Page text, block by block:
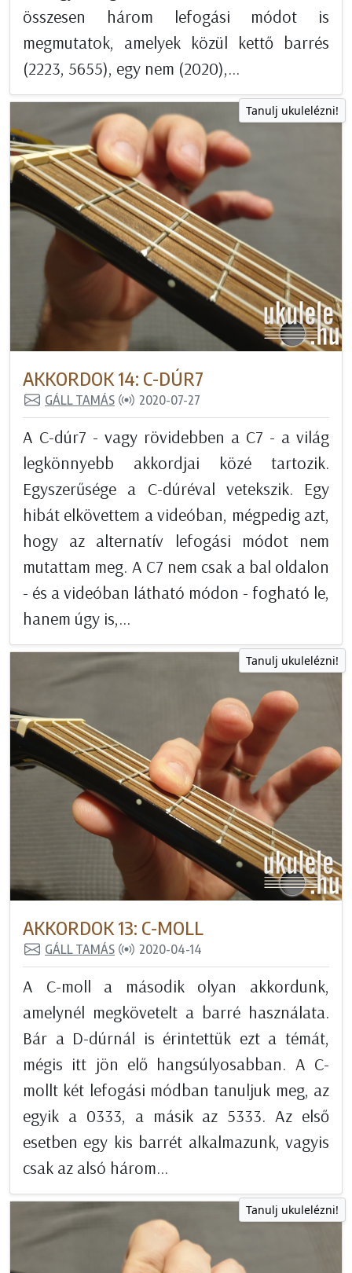
összesen három lefogási módot is
megmutatok, amelyek közül kettő barrés
(2223, 5655), egy nem (2020),...
Tanulj ukulelézni!
AKKORDOK 14: C-DÚR7
GÁLL TAMÁS 2020-07-27
A C-dúr7 - vagy rövidebben a C7 - a világ
legkönnyebb akkordjai közé tartozik.
Egyszerűsége a C-dúréval vetekszik. Egy
hibát elkövettem a videóban, mégpedig azt,
hogy az alternatív lefogási módot nem
mutattam meg. A C7 nem csak a bal oldalon
- és a videóban látható módon - fogható le,
hanem úgy is,...
Tanulj ukulelézni!
AKKORDOK 13: C-MOLL
GÁLL TAMÁS 2020-04-14
A C-moll a második olyan akkordunk,
amelynél megkövetelt a barré használata.
Bár a D-dúrnál is érintettük ezt a témát,
mégis itt jön elő hangsúlyosabban. A C-
mollt két lefogási módban tanuljuk meg, az
egyik a 0333, a másik az 5333. Az első
esetben egy kis barrét alkalmazunk, vagyis
csak az alsó három...
Tanulj ukulelézni!